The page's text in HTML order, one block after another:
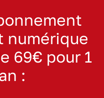
numérique
69€ pour 1
: